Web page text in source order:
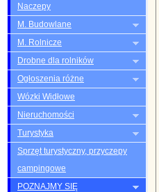
Naczepy
M. Budowlane
M. Rolnicze
Drobne dla rolników
Ogłoszenia różne
Wózki Widłowe
Nieruchomości
Turystyka
Sprzęt turystyczny, przyczepy
campingowe
POZNAJMY SIĘ